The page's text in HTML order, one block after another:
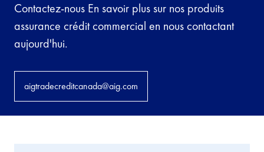
Contactez-nous En savoir plus sur nos produits
assurance crédit commercial en nous contactant
aujourd'hui.
aigtradecreditcanada@aig.com